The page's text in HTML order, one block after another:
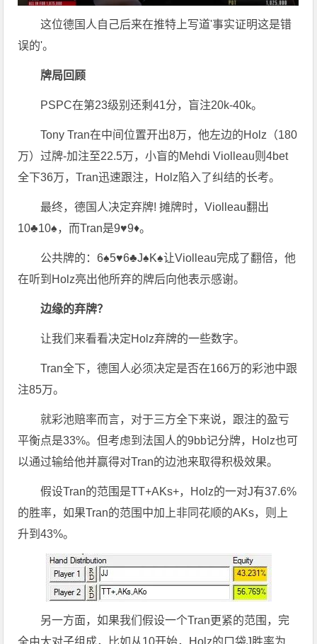
这位德国人自己后来在推特上写道'事实证明这是错
误的'。
牌局回顾
PSPC在第23级别还剩41分，盲注20k-40k。
Tony Tran在中间位置开出8万，他左边的Holz（180
万）过牌-加注至22.5万，小盲的Mehdi Violleau则4bet
全下36万，Tran迅速跟注，Holz陷入了纠结的长考。
最终，德国人决定弃牌! 摊牌时，Violleau翻出
10♣10♠，而Tran是9♥9♦。
公共牌的：6♠5♥6♣J♠K♠让Violleau完成了翻倍，他
在听到Holz亮出他所弃的牌后向他表示感谢。
边缘的弃牌？
让我们来看看决定Holz弃牌的一些数字。
Tran全下，德国人必须决定是否在166万的彩池中跟
注85万。
就彩池赔率而言，对于三方全下来说，跟注的盈亏
平衡点是33%。但考虑到法国人的9bb记分牌，Holz也可
以通过输给他并赢得对Tran的边池来取得积极效果。
假设Tran的范围是TT+AKs+，Holz的一对J有37.6%
的胜率，如果Tran的范围中加上非同花顺的AKs，则上
升到43%。
另一方面，如果我们假设一个Tran更紧的范围，完
全由大对子组成，比如从10开始，Holz的口袋J胜率为